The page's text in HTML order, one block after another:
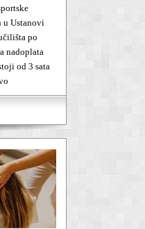
u Ustanovi
po
nadoplata
od 3 sata